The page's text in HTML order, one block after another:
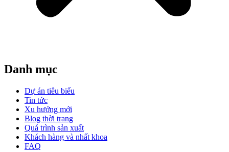
Danh mục
Dự án tiêu biểu
Tin tức
Xu hướng mới
Blog thời trang
Quá trình sản xuất
Khách hàng và nhất khoa
FAQ